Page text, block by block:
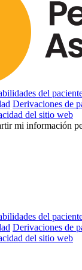
del
Derivaciones de
del sitio web
mi información
del
Derivaciones de
del sitio web